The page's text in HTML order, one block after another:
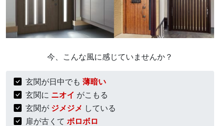
今、こんな風に感じていませんか？
玄関が日中でも 薄暗い
玄関に ニオイ がこもる
玄関が ジメジメ している
扉が古くて ボロボロ